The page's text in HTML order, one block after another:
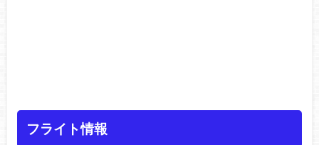
フライト情報